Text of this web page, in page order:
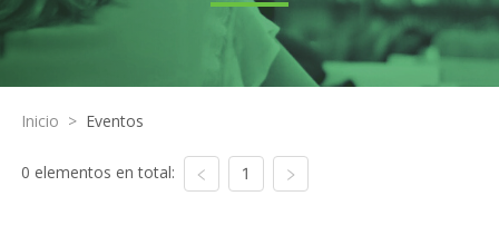
Inicio > Eventos
0 elementos en total: 1